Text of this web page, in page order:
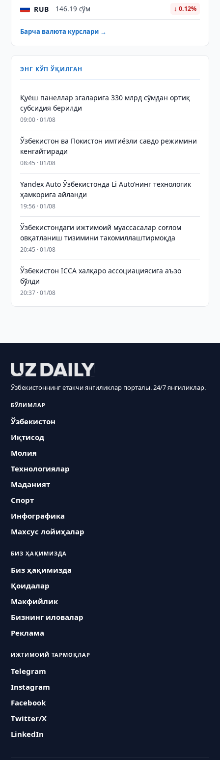
RUB 146.19 сўм ↓ 0.12%
Барча валюта курслари →
ЭНГ КЎП ЎҚИЛГАН
Қуёш панеллар эгаларига 330 млрд сўмдан ортиқ
субсидия берилди
09:00 · 01/08
Ўзбекистон ва Покистон имтиёзли савдо режимини
кенгайтиради
08:45 · 01/08
Yandex Auto Ўзбекистонда Li Auto’нинг технологик
ҳамкорига айланди
19:56 · 01/08
Ўзбекистондаги ижтимоий муассасалар соғлом
овқатланиш тизимини такомиллаштирмоқда
20:45 · 01/08
Ўзбекистон ICCA халқаро ассоциациясига аъзо
бўлди
20:37 · 01/08
Ўзбекистоннинг етакчи янгиликлар порталы. 24/7 янгиликлар.
БЎЛИМЛАР
Ўзбекистон
Иқтисод
Молия
Технологиялар
Маданият
Спорт
Инфографика
Махсус лойиҳалар
БИЗ ҲАҚИМИЗДА
Биз ҳақимизда
Қоидалар
Макфийлик
Бизнинг иловалар
Реклама
ИЖТИМОИЙ ТАРМОҚЛАР
Telegram
Instagram
Facebook
Twitter/X
LinkedIn